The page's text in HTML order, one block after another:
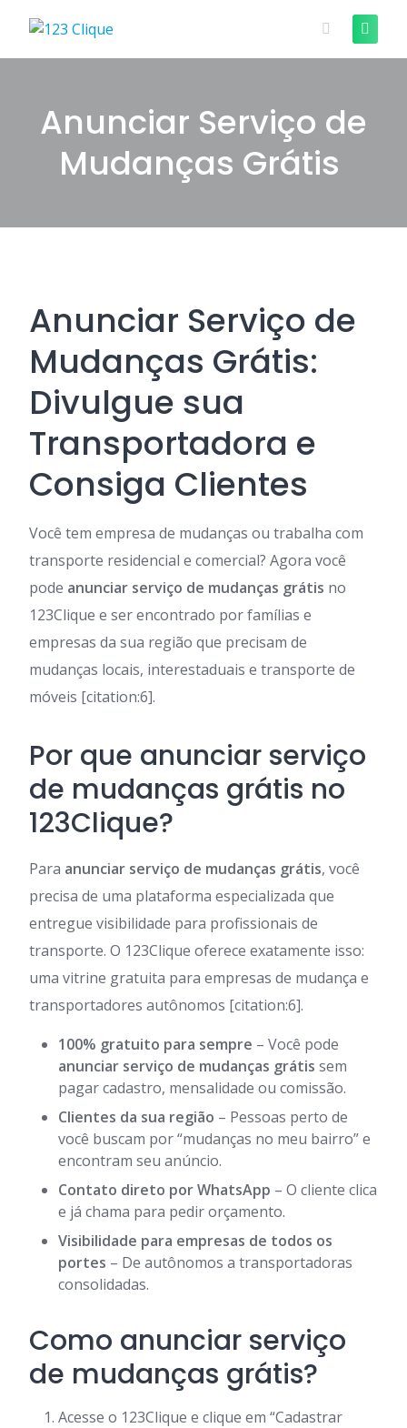
content
Anunciar Serviço de
Mudanças Grátis
Anunciar Serviço de
Mudanças Grátis:
Divulgue sua
Transportadora e
Consiga Clientes
Você tem empresa de mudanças ou trabalha com
transporte residencial e comercial? Agora você
pode anunciar serviço de mudanças grátis no
123Clique e ser encontrado por famílias e
empresas da sua região que precisam de
mudanças locais, interestaduais e transporte de
móveis [citation:6].
Por que anunciar serviço
de mudanças grátis no
123Clique?
Para anunciar serviço de mudanças grátis, você
precisa de uma plataforma especializada que
entregue visibilidade para profissionais de
transporte. O 123Clique oferece exatamente isso:
uma vitrine gratuita para empresas de mudança e
transportadores autônomos [citation:6].
100% gratuito para sempre – Você pode
anunciar serviço de mudanças grátis sem
pagar cadastro, mensalidade ou comissão.
Clientes da sua região – Pessoas perto de
você buscam por “mudanças no meu bairro” e
encontram seu anúncio.
Contato direto por WhatsApp – O cliente clica
e já chama para pedir orçamento.
Visibilidade para empresas de todos os
portes – De autônomos a transportadoras
consolidadas.
Como anunciar serviço
de mudanças grátis?
Acesse o 123Clique e clique em “Cadastrar